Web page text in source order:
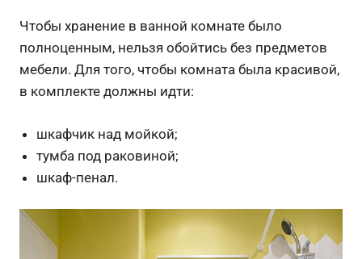
Чтобы хранение в ванной комнате было
полноценным, нельзя обойтись без предметов
мебели. Для того, чтобы комната была красивой,
в комплекте должны идти:
шкафчик над мойкой;
тумба под раковиной;
шкаф-пенал.